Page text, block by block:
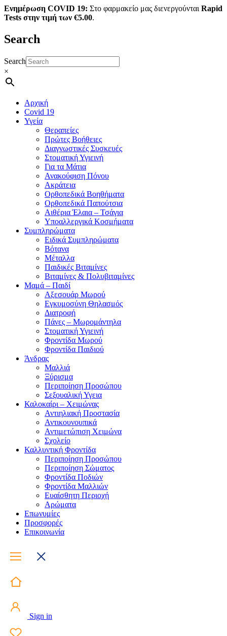
Ενημέρωση COVID 19: Στο φαρμακείο μας διενεργούνται Rapid
Tests στην τιμή των €5.00.
Search
Search
×
Αρχική
Covid 19
Υγεία
Θεραπείες
Πρώτες Βοήθειες
Διαγνωστικές Συσκευές
Στοματική Υγιεινή
Για τα Μάτια
Ανακούφιση Πόνου
Ακράτεια
Ορθοπεδικά Βοηθήματα
Ορθοπεδικά Παπούτσια
Αιθέρια Έλαια – Τσάγια
Υποαλλεργικά Κοσμήματα
Συμπληρώματα
Ειδικά Συμπληρώματα
Βότανα
Μέταλλα
Παιδικές Βιταμίνες
Βιταμίνες & Πολυβιταμίνες
Μαμά – Παιδί
Αξεσουάρ Μωρού
Εγκυμοσύνη Θηλασμός
Διατροφή
Πάνες – Μωρομάντηλα
Στοματική Υγιεινή
Φροντίδα Μωρού
Φροντίδα Παιδιού
Άνδρας
Μαλλιά
Ξύρισμα
Περιποίηση Προσώπου
Σεξουαλική Υγεια
Καλοκαίρι – Χειμώνας
Αντιηλιακή Προστασία
Αντικουνουπικά
Αντιμετώπιση Χειμώνα
Σχολείο
Καλλυντική Φροντίδα
Περιποίηση Προσώπου
Περιποίηση Σώματος
Φροντίδα Ποδιών
Φροντίδα Μαλλιών
Ευαίσθητη Περιοχή
Αρώματα
Επωνυμίες
Προσφορές
Επικοινωνία
Sign in